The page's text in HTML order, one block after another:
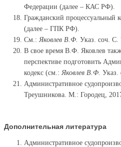
Федерации (далее – КАС РФ).
Гражданский процессуальный
(далее – ГПК РФ).
См.: Яковлев В.Ф. Указ. соч. С.
В свое время В.Ф. Яковлев
перспективе подготовить
кодекс (см.: Яковлев В.Ф. Указ.
Административное
Треушникова. М.: Городец,
Дополнительная литература
Административное